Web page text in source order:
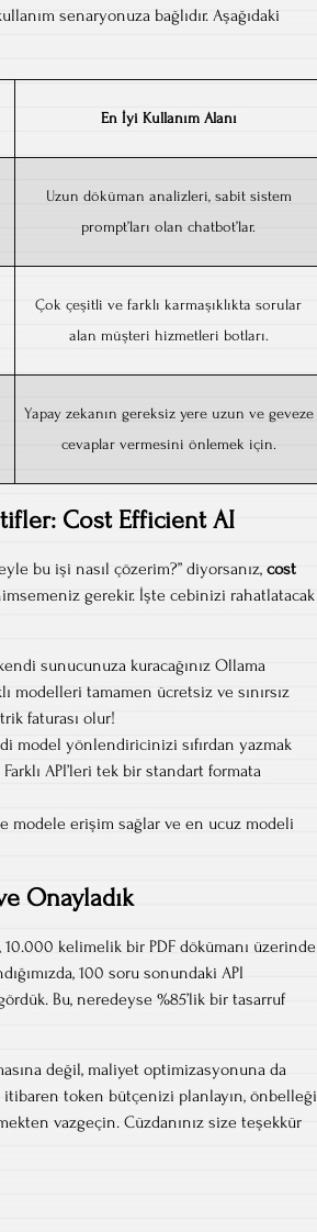
senaryonuza bağlıdır. Aşağıdaki
En İyi Kullanım Alanı
Uzun döküman analizleri, sabit sistem
prompt’ları olan chatbot’lar.
Çok çeşitli ve farklı karmaşıklıkta sorular
alan müşteri hizmetleri botları.
Yapay zekanın gereksiz yere uzun ve geveze
cevaplar vermesini önlemek için.
Cost Efficient AI
bu işi nasıl çözerim?” diyorsanız, cost
gerekir. İşte cebinizi rahatlatacak
sunucunuza kuracağınız Ollama
modelleri tamamen ücretsiz ve sınırsız
faturası olur!
model yönlendiricinizi sıfırdan yazmak
API’leri tek bir standart formata
modele erişim sağlar ve en ucuz modeli
Onayladık
kelimelik bir PDF dökümanı üzerinde
100 soru sonundaki API
Bu, neredeyse %85’lik bir tasarruf
değil, maliyet optimizasyonuna da
token bütçenizi planlayın, önbelleği
vazgeçin. Cüzdanınız size teşekkür